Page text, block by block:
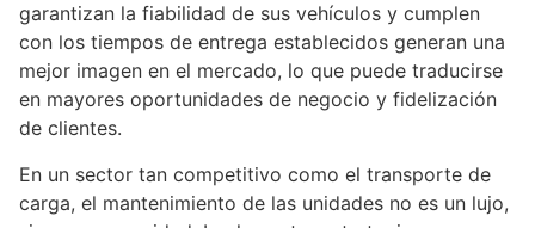
garantizan la fiabilidad de sus vehículos y cumplen
con los tiempos de entrega establecidos generan una
mejor imagen en el mercado, lo que puede traducirse
en mayores oportunidades de negocio y fidelización
de clientes.
En un sector tan competitivo como el transporte de
carga, el mantenimiento de las unidades no es un lujo,